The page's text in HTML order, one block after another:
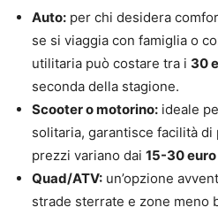
Auto: per chi desidera
se si viaggia con famiglia o
utilitaria può costare tra i 30
seconda della stagione.
Scooter o motorino: ideale
solitaria, garantisce facilità
prezzi variano dai 15-30
Quad/ATV: un’opzione
strade sterrate e zone meno